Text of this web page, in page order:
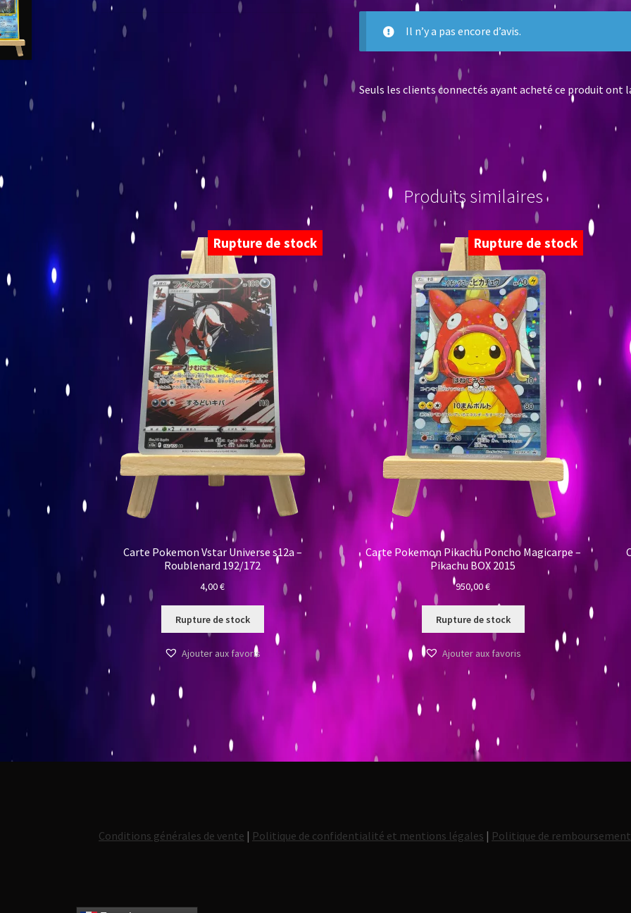
Il n’y a pas encore d’avis.
Seuls les clients connectés ayant acheté ce produit ont
Produits similaires
Rupture de stock
Carte Pokemon Vstar Universe s12a –
Roublenard 192/172
4,00€
Rupture de stock
Ajouter aux favoris
Rupture de stock
Carte Pokemon Pikachu Poncho Magicarpe –
Pikachu BOX 2015
950,00€
Rupture de stock
Ajouter aux favoris
Conditions générales de vente | Politique de confidentialité et mentions légales | Politique de remboursement